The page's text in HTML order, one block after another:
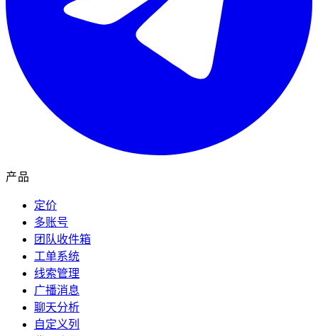
产品
定价
多账号
团队收件箱
工单系统
线索管理
广播消息
聊天分析
自定义列